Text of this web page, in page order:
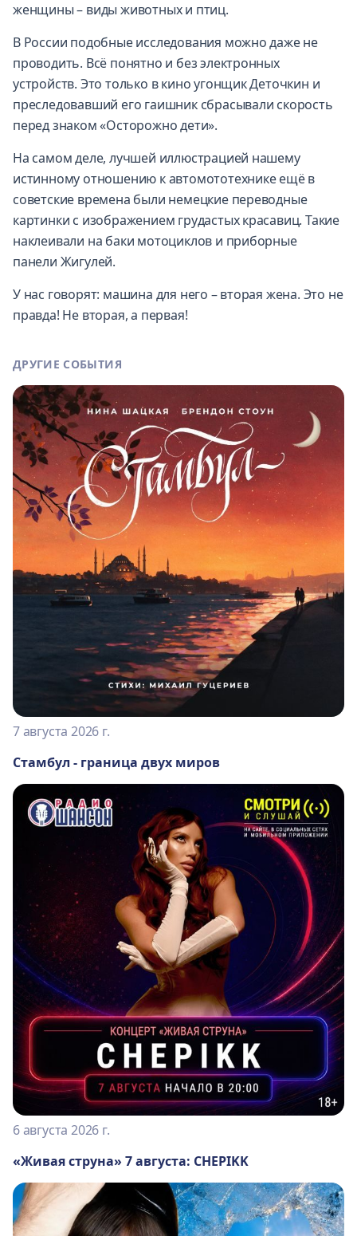
женщины – виды животных и птиц.
В России подобные исследования можно даже не
проводить. Всё понятно и без электронных
устройств. Это только в кино угонщик Деточкин и
преследовавший его гаишник сбрасывали скорость
перед знаком «Осторожно дети».
На самом деле, лучшей иллюстрацией нашему
истинному отношению к автомототехнике ещё в
советские времена были немецкие переводные
картинки с изображением грудастых красавиц. Такие
наклеивали на баки мотоциклов и приборные
панели Жигулей.
У нас говорят: машина для него – вторая жена. Это не
правда! Не вторая, а первая!
ДРУГИЕ СОБЫТИЯ
7 августа 2026 г.
Стамбул - граница двух миров
6 августа 2026 г.
«Живая струна» 7 августа: CHEPIKK